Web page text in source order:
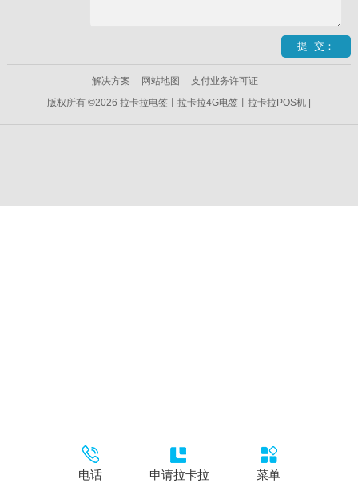
解决方案 网站地图
支付业务许可证
版权所有 ©2026 拉卡拉电签丨拉卡拉4G电签丨拉卡拉POS机 |
电话 申请拉卡拉 菜单